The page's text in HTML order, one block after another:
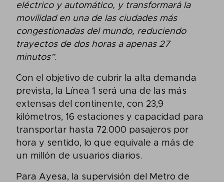
eléctrico y automático, y transformará la
movilidad en una de las ciudades más
congestionadas del mundo, reduciendo
trayectos de dos horas a apenas 27
minutos”.
Con el objetivo de cubrir la alta demanda
prevista, la Línea 1 será una de las más
extensas del continente, con 23,9
kilómetros, 16 estaciones y capacidad para
transportar hasta 72.000 pasajeros por
hora y sentido, lo que equivale a más de
un millón de usuarios diarios.
Para Ayesa, la supervisión del Metro de